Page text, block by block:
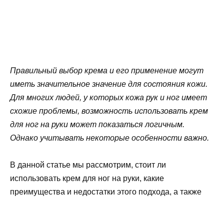
Правильный выбор крема и его применение могут
иметь значительное значение для состояния кожи.
Для многих людей, у которых кожа рук и ног имеет
схожие проблемы, возможность использовать крем
для ног на руки может показаться логичным.
Однако учитывать некоторые особенности важно.
В данной статье мы рассмотрим, стоит ли
использовать крем для ног на руки, какие
преимущества и недостатки этого подхода, а также